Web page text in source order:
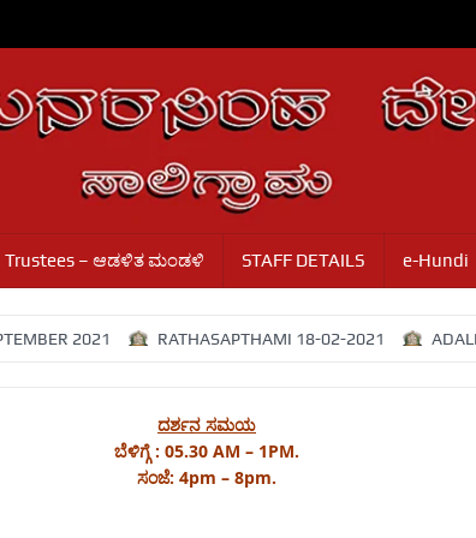
Trustees – ಆಡಳಿತ ಮಂಡಳಿ STAFF DETAILS e-Hundi
RATHASAPTHAMI 18-02-2021 ADALITHA
ದರ್ಶನ ಸಮಯ
ಬೆಳಿಗ್ಗೆ : 05.30 AM – 1PM.
ಸಂಜೆ: 4pm – 8pm.